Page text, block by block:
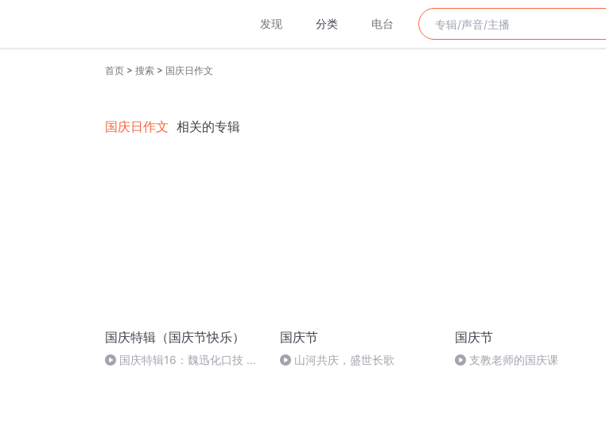
发现 分类 电台
首页 > 搜索 > 国庆日作文
国庆日作文 相关的专辑
国庆特辑（国庆节快乐）
国庆特辑16：魏迅化口技 二
国庆节
山河共庆，盛世长歌
国庆节
支教老师的国庆课